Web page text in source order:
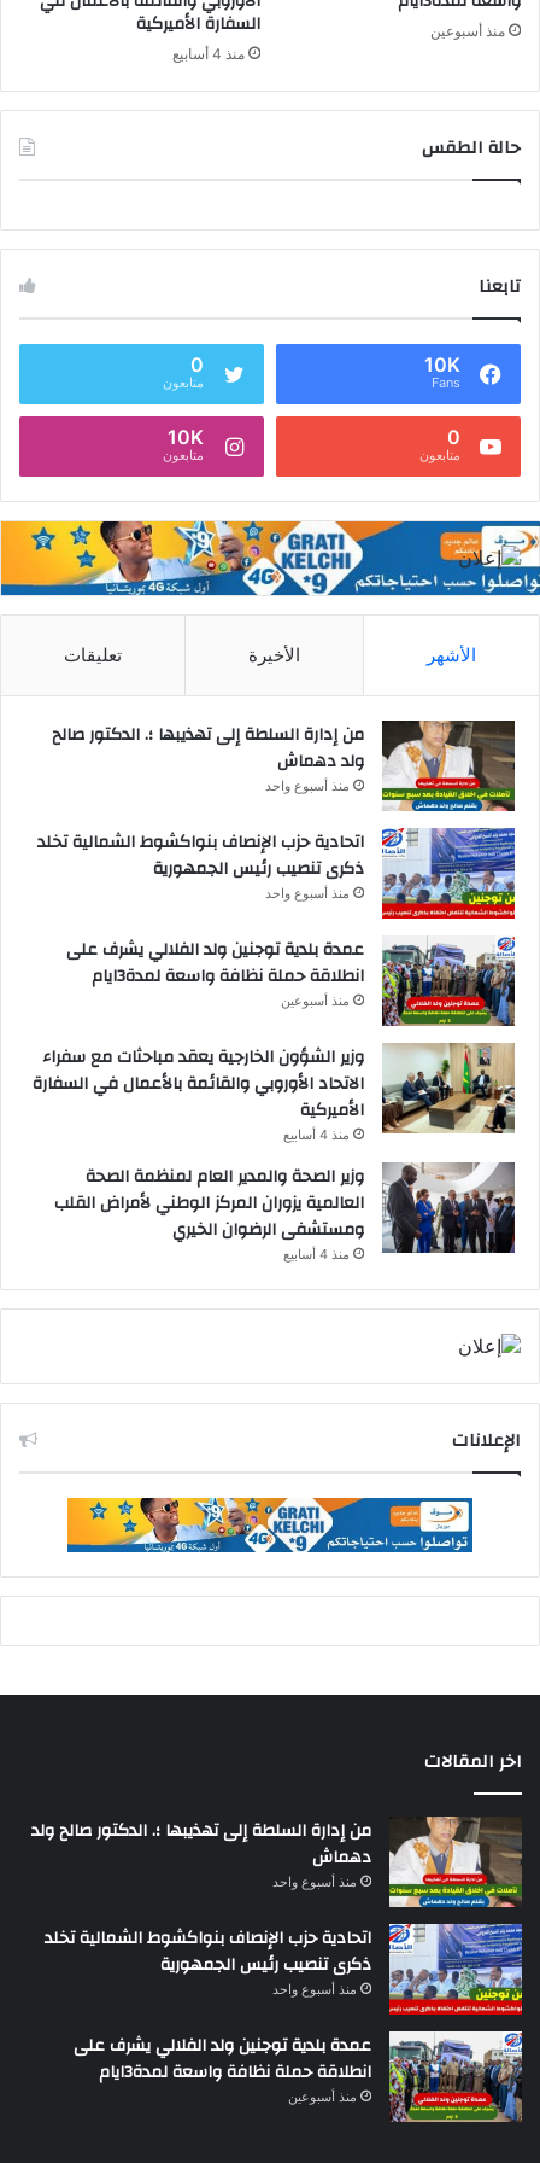
منذ أسبوعين السفارة الأميركية
منذ 4 أسابيع
حالة الطقس
تابعنا
10K
Fans
0
متابعون
0
متابعون
10K
متابعون
الأشهر الأخيرة تعليقات
من إدارة السلطة إلى تهذيبها ؛. الدكتور صالح
ولد دهماش
منذ أسبوع واحد
اتحادية حزب الإنصاف بنواكشوط الشمالية تخلد
ذكرى تنصيب رئيس الجمهورية
منذ أسبوع واحد
عمدة بلدية توجنين ولد الفلالي يشرف على
انطلاقة حملة نظافة واسعة لمدة3ايام
منذ أسبوعين
وزير الشؤون الخارجية يعقد مباحثات مع سفراء
الاتحاد الأوروبي والقائمة بالأعمال في السفارة
الأميركية
منذ 4 أسابيع
وزير الصحة والمدير العام لمنظمة الصحة
العالمية يزوران المركز الوطني لأمراض القلب
ومستشفى الرضوان الخيري
منذ 4 أسابيع
الإعلانات
اخر المقالات
من إدارة السلطة إلى تهذيبها ؛. الدكتور صالح ولد
دهماش
منذ أسبوع واحد
اتحادية حزب الإنصاف بنواكشوط الشمالية تخلد
ذكرى تنصيب رئيس الجمهورية
منذ أسبوع واحد
عمدة بلدية توجنين ولد الفلالي يشرف على
انطلاقة حملة نظافة واسعة لمدة3ايام
منذ أسبوعين